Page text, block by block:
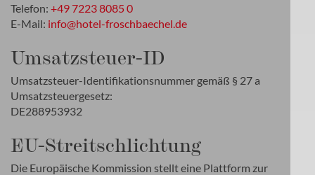
Telefon: +49 7223 8085 0
E-Mail: info@hotel-froschbaechel.de
Umsatzsteuer-ID
Umsatzsteuer-Identifikationsnummer gemäß § 27 a
Umsatzsteuergesetz:
DE288953932
EU-Streitschlichtung
Die Europäische Kommission stellt eine Plattform zur